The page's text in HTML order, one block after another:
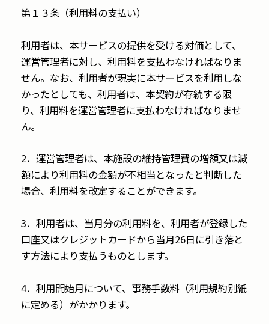
第１３条（利用料の支払い）
利用者は、本サービスの提供を受ける対価として、
運営管理者に対し、利用料を支払わなければなりま
せん。なお、利用者が現実に本サービスを利用しな
かったとしても、利用者は、本契約が存続する限
り、利用料を運営管理者に支払わなければなりませ
ん。
2．運営管理者は、本施設の維持管理費の増額又は減
額により利用料の金額が不相当となったと判断した
場合、利用料を改定することができます。
3．利用者は、当月分の利用料を、利用者が登録した
口座又はクレジットカードから当月26日に引き落と
す方法により支払うものとします。
4．利用開始月について、事務手数料（利用規約別紙
に定める）がかかります。